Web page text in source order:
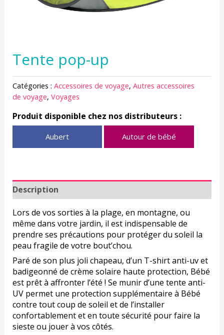
Tente pop-up
Catégories : Accessoires de voyage, Autres accessoires
de voyage, Voyages
Produit disponible chez nos distributeurs :
Aubert Autour de bébé
Description
Lors de vos sorties à la plage, en montagne, ou
même dans votre jardin, il est indispensable de
prendre ses précautions pour protéger du soleil la
peau fragile de votre bout’chou.
Paré de son plus joli chapeau, d’un T-shirt anti-uv et
badigeonné de crème solaire haute protection, Bébé
est prêt à affronter l’été ! Se munir d’une tente anti-
UV permet une protection supplémentaire à Bébé
contre tout coup de soleil et de l’installer
confortablement et en toute sécurité pour faire la
sieste ou jouer à vos côtés.